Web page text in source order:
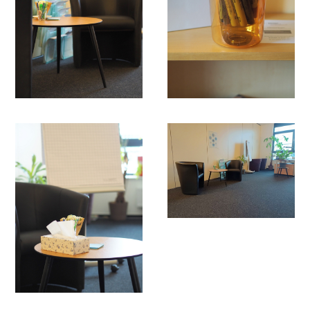
Institutionen) zum Besuch der
Suchtberatungsstelle verpflichtet worden sind,
nehmen Sie an dieser Gruppe teil. Rufen Sie
uns an, wir besprechen mit Ihnen wann, wie
und wo das möglich ist.
In regelmäßigen Abständen führen wir im
Wohnprojekt Luise in Fürstenwalde für die
dortigen Bewohner:innen Infoveranstaltungen
und Beratungs-Sprechstunden durch.
Wenden Sie sich bei Interesse bitte an die
dortigen Mitarbeiter:innen.
Frühstücksgruppe:
Die Teilnehmenden dieser Gruppe treffen sich